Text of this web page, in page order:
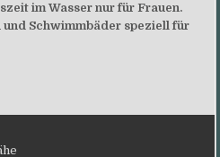
im Wasser nur für Frauen.
Schwimmbäder speziell für